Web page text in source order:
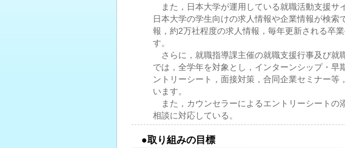
また，日本大学が運用している就職活動支援サ
日本大学の学生向けの求人情報や企業情報が検
報，約2万社程度の求人情報，毎年更新される卒
す。
さらに，就職指導課主催の就職支援行事及び就
では，全学年を対象とし，インターンシップ・早
ントリーシート，面接対策，合同企業セミナー等
います。
また，カウンセラーによるエントリーシートの
相談に対応している。
●取り組みの目標